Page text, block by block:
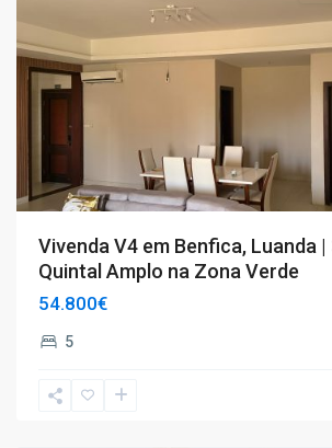
Vivenda V4 em Benfica, Luanda |
Quintal Amplo na Zona Verde
54.800€
5
T2,